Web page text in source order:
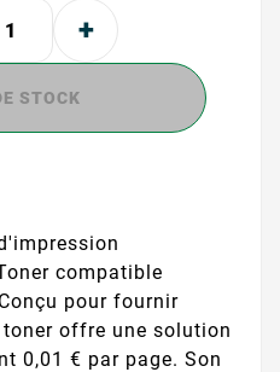
STOCK
compatible
pour fournir
offre une solution
0,01 € par page. Son